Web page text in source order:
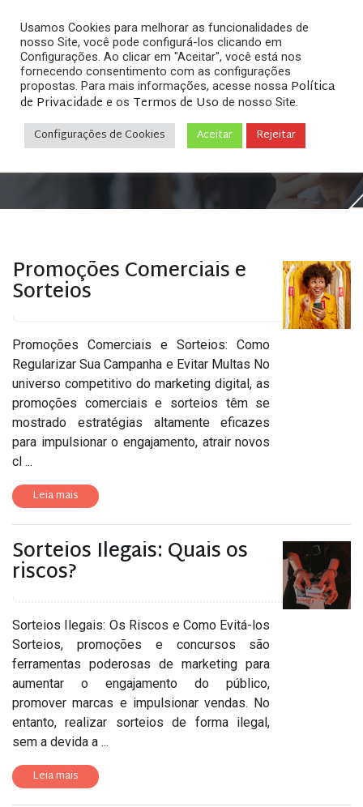
Arquivos
Home»Posts tagged "sorteios regularaziados"
Promoções Comerciais e
Sorteios
Promoções Comerciais e Sorteios: Como
Regularizar Sua Campanha e Evitar Multas No
universo competitivo do marketing digital, as
promoções comerciais e sorteios têm se
mostrado estratégias altamente eficazes
para impulsionar o engajamento, atrair novos
cl ...
Leia mais
Sorteios Ilegais: Quais os
riscos?
Sorteios Ilegais: Os Riscos e Como Evitá-los
Sorteios, promoções e concursos são
ferramentas poderosas de marketing para
aumentar o engajamento do público,
promover marcas e impulsionar vendas. No
entanto, realizar sorteios de forma ilegal,
sem a devida a ...
Leia mais
Usamos Cookies para melhorar as funcionalidades de
nosso Site, você pode configurá-los clicando em
Configurações. Ao clicar em "Aceitar", você está nos
fornecendo consentimento com as configurações
propostas. Para mais informações, acesse nossa Política
de Privacidade e os Termos de Uso de nosso Site.
Configurações de Cookies Aceitar Rejeitar